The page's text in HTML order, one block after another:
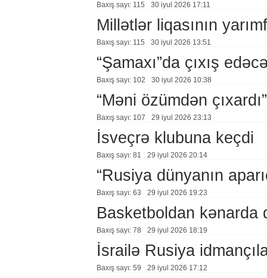
Baxış sayı: 115 30 i̇yul 2026 17:11
Millətlər liqasının
Baxış sayı: 115 30 i̇yul 2026 13:51
“Şamaxı”da çıxış
Baxış sayı: 102 30 i̇yul 2026 10:38
“Məni özümdən çıxardı”
Baxış sayı: 107 29 i̇yul 2026 23:13
İsveçrə klubuna keçdi
Baxış sayı: 81 29 i̇yul 2026 20:14
“Rusiya dünyanın
Baxış sayı: 63 29 i̇yul 2026 19:23
Basketboldan kənarda
Baxış sayı: 78 29 i̇yul 2026 18:19
İsrailə Rusiya
Baxış sayı: 59 29 i̇yul 2026 17:12